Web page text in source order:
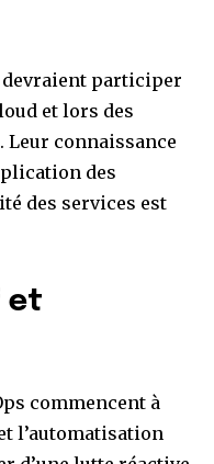
devraient participer
et lors des
Leur connaissance
des
des services est
et
commencent à
l’automatisation